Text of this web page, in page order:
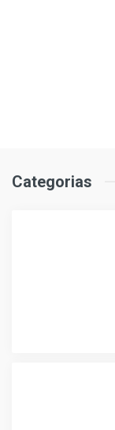
Categorias